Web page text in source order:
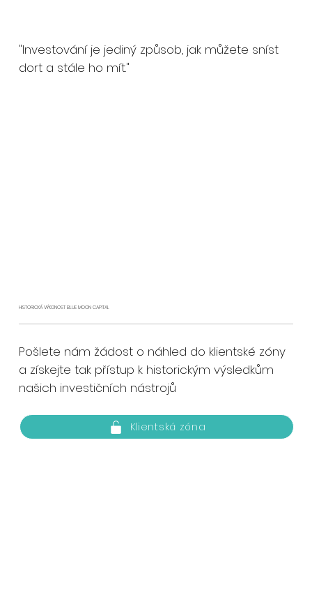
"Investování je jediný způsob, jak můžete sníst
dort a stále ho mít."
Pošlete nám žádost o náhled do klientské zóny
a získejte tak přístup k historickým výsledkům
našich investičních nástrojů
HISTORICKÁ VÝKONOST BLUE MOON CAPITAL
Klientská zóna